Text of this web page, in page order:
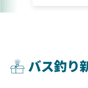
バス釣り